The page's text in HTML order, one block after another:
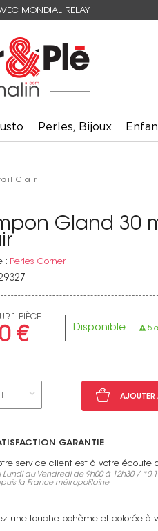
MONDIAL RELAY
Perles, Bijoux
Clair
Gland 30
: Perles Corner
1 PIÈCE
€ Disponible 5
1 AJOUTER
GARANTIE
service client est à votre écoute
Lundi au Vendredi de 9h00 à 12h30 / *
la France métropolitaine
une touche bohème et colorée à